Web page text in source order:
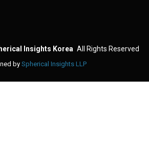
Insights Korea All Rights Reserved
by Spherical Insights LLP